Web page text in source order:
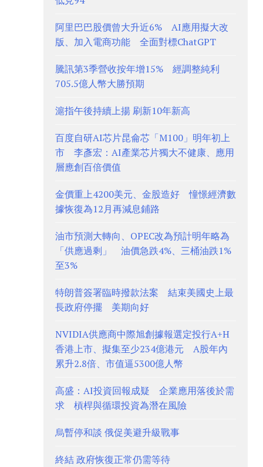
阿里巴巴股價曾大升近6% AI應用擬大改
版、加入電商功能 全面對標ChatGPT
騰訊第3季營收按年增15% 經調整純利
705.5億人幣大勝預期
滬指午後持續上揚 刷新10年新高
百度自研AI芯片昆侖芯「M100」明年初上
市 李彥宏：AI產業芯片獨大不健康、應用
層應創百倍價值
金價重上4200美元、金股造好 憧憬經濟數
據恢復為12月再減息鋪路
油市預測大轉向、OPEC改為預計明年略為
「供應過剩」 油價急跌4%、三桶油跌1%
至3%
特朗普簽署臨時撥款法案 結束美國史上最
長政府停擺 美期向好
NVIDIA供應商中際旭創據報選定投行A+H
香港上市、擬集至少234億港元 A股年內
累升2.8倍、市值逼5300億人幣
高盛：AI投資回報成疑 企業應用落後於需
求 槓桿與循環投資為潛在風險
烏暫停和談 俄促美避升級戰事
終結 政府恢復正常仍需等待